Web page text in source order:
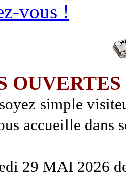
vous !
OUVERTES
simple
accueille dans
29 MAI 2026